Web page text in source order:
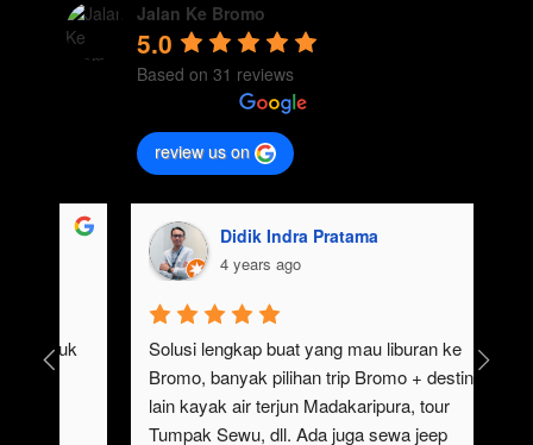
Jalan Ke Bromo
5.0
Based on 31 reviews
review us on
agung falah
4 years ago
Pengalaman Yang Sangat Seru sekali ikutan
Trip Ke bromo Bareng JalankeBromo . Servis
bintang 5 dan Guide yang sangat profesional
.Buat kalian yang mau Tour ke bromo